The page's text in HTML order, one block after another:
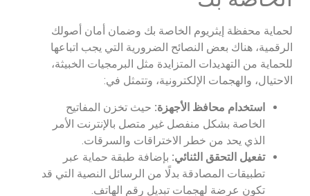
لحماية محفظة إيثريوم الخاصة بك وضمان أمان أصولك
الرقمية، هناك بعض النصائح الضرورية التي يجب اتباعها
للحماية من التهديدات المتزايدة مثل البرمجيات الخبيثة،
الاحتيال، والهجمات الإلكترونية، وتتمثل في:
استخدام محافظ الأجهزة: حيث تخزن المفاتيح
الخاصة بشكل منفصل غير متصل بالإنترنت الأمر
الذي يحد من خطر الاختراقات والسرقات.
تفعيل التحقق الثنائي: بإضافة طبقة حماية عبر
تطبيقات المصادقة بدلًا من الرسائل النصية التي قد
تكون عرضة لهجمات تبديل رقم الهاتف.